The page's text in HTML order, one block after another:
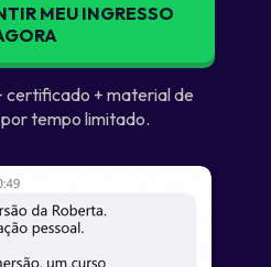
MEU INGRESSO
tempo limitado.